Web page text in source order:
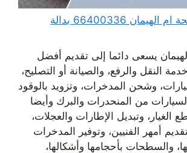
ونش كرين سطحة ام الهيمان 66400336 بدالة
يسعى دائما إلى تقديم أفضل
النقل والرفع، والصيانة أو التصليح،
وشحن المدخرات، وتزويد بالوقود
من المنحدرات والبرك وأيضا
الغيار، وتبديل الإطارات والعجلات،
أمهر الفنيين، وتوفير المدخرات
والسطحات بأحجامها وأشكالها،